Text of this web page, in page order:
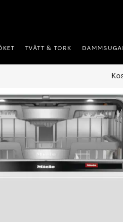
TVÄTT & TORK
diskmaskiner